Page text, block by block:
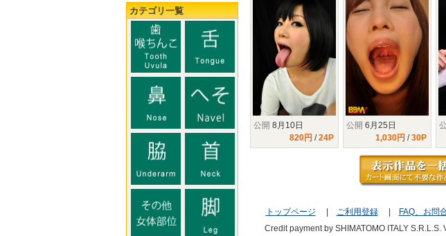
カテゴリ一覧
公開 8月10日
820円 /24P
公開 6月25日
1,030円 /30P
トップページ ご利用登録| FAQ、お問
Credit payment by SHIMATOMO ITALY